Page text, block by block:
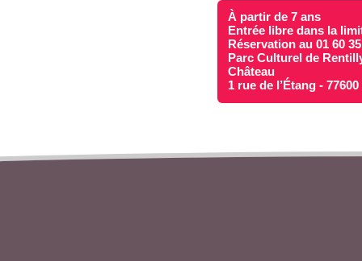
À partir de 7 ans
Entrée libre dans la
Réservation au 01 60
Parc Culturel de
Château
1 rue de l’Étang -